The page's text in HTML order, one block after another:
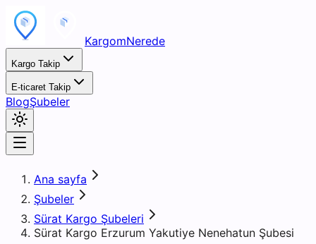
KargomNerede
Kargo Takip
E-ticaret Takip
BlogŞubeler
Ana sayfa
Şubeler
Sürat Kargo Şubeleri
Sürat Kargo Erzurum Yakutiye Nenehatun Şubesi